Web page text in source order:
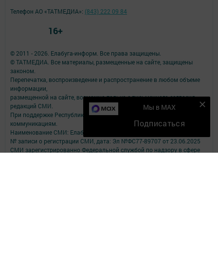
Мы в MAX
Подписаться
© 2011 - 2026. Елабуга-информ. Все права защищены.
© ТАТМЕДИА. Все материалы, размещенные на сайте, защищены
законом.
Перепечатка, воспроизведение и распространение в любом объеме
информации,
размещенной на сайте, возможна только с письменного согласия
редакций СМИ.
При поддержке Республиканского агентства по печати и массовым
коммуникациям.
Наименование СМИ: Елабуга-информ
№ записи о регистрации СМИ, дата: Эл №ФС77-89707 от 23.06.2025
СМИ зарегистрированно Федеральной службой по надзору в сфере
Телефон АО «ТАТМЕДИА»: (843) 222 09 84
16+